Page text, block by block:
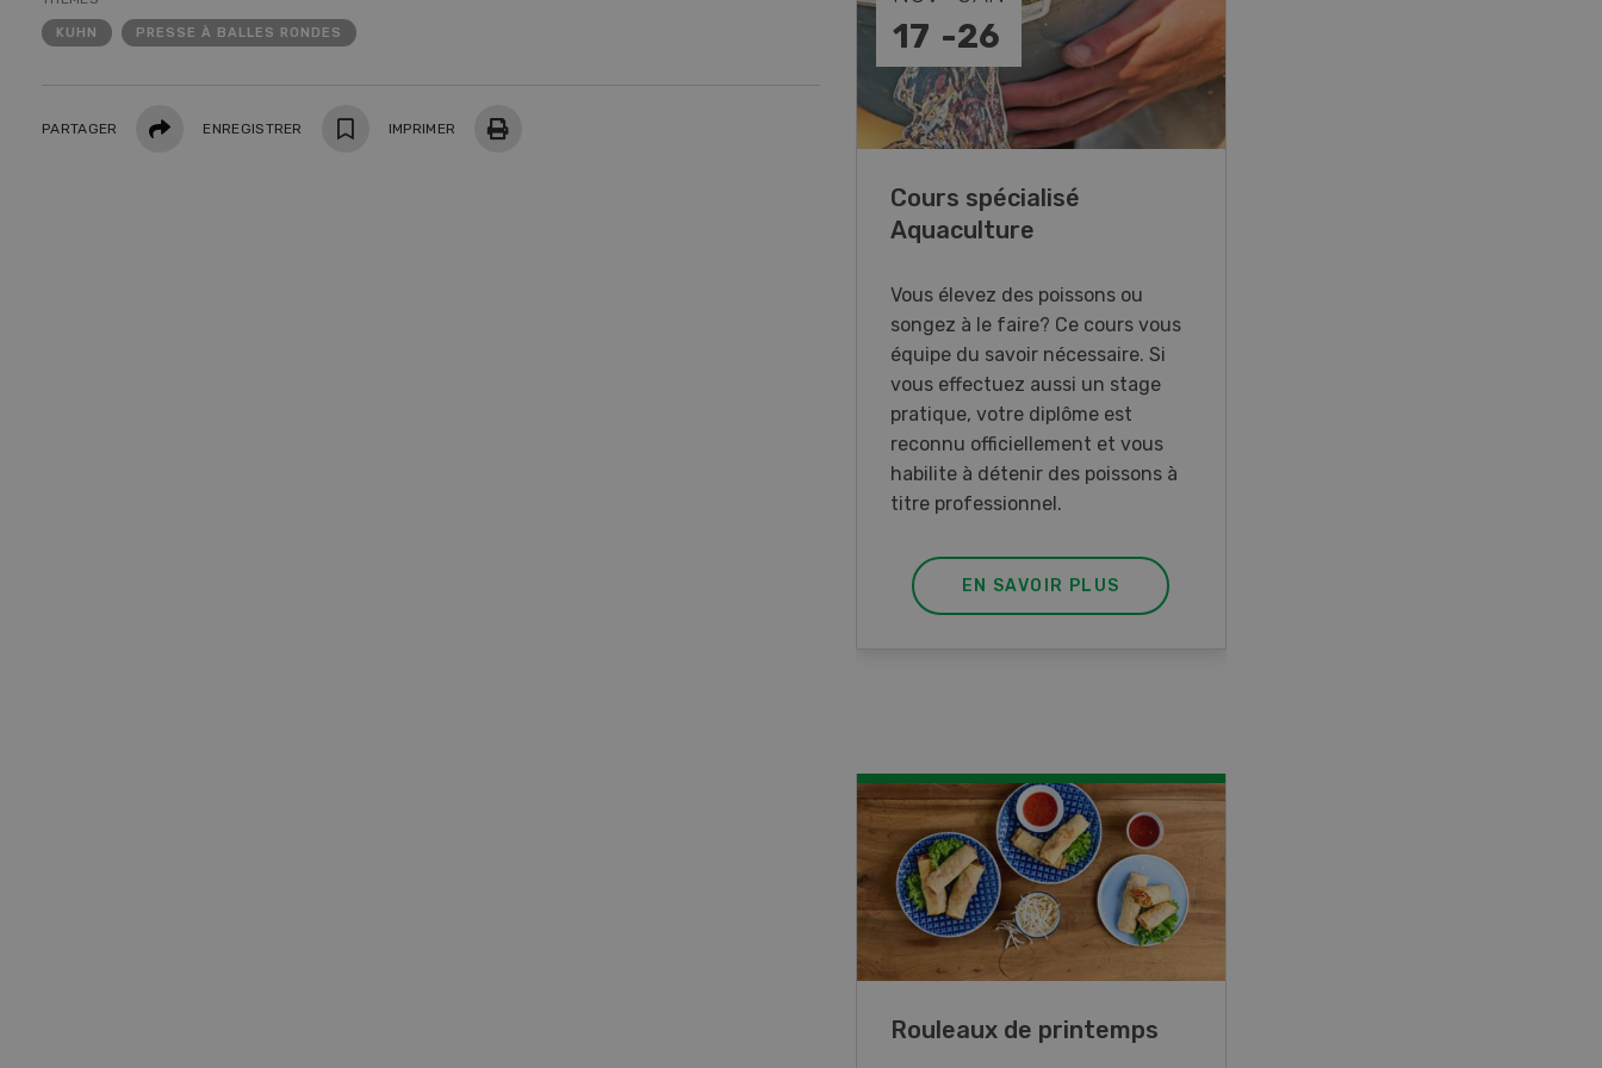
KUHN PRESSE À BALLES RONDES
PARTAGER PartagerENREGISTRER IMPRIMER
17 -26
Cours spécialisé
Aquaculture
Vous élevez des poissons ou
songez à le faire? Ce cours vous
équipe du savoir nécessaire. Si
vous effectuez aussi un stage
pratique, votre diplôme est
reconnu officiellement et vous
habilite à détenir des poissons à
titre professionnel.
EN SAVOIR PLUS
Rouleaux de printemps